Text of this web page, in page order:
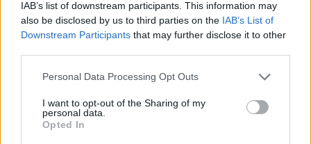
IAB’s list of downstream participants. This information may
also be disclosed by us to third parties on the IAB’s List of
Downstream Participants that may further disclose it to other
Personal Data Processing Opt Outs
I want to opt-out of the Sharing of my
personal data.
Opted In
adotar é questionável.
condutores sem o conforto e o controlo de um volante
tradicional. Parece mais uma solução em busca de um
problema, dando prioridade ao estilo e à novidade em